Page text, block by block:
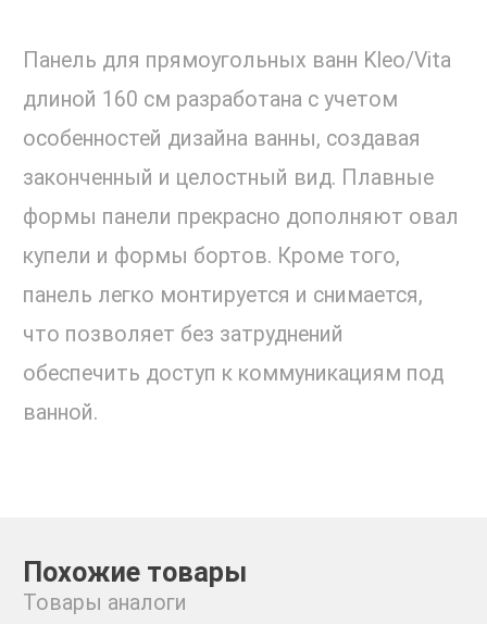
Панель для прямоугольных ванн Kleo/Vita
длиной 160 см разработана с учетом
особенностей дизайна ванны, создавая
законченный и целостный вид. Плавные
формы панели прекрасно дополняют овал
купели и формы бортов. Кроме того,
панель легко монтируется и снимается,
что позволяет без затруднений
обеспечить доступ к коммуникациям под
ванной.
Похожие товары
Товары аналоги